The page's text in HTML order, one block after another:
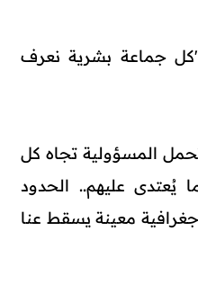
"كل جماعة بشرية نعرف
تحمل المسؤولية تجاه كل
يُعتدى عليهم.. الحدود
معينة يسقط عنا